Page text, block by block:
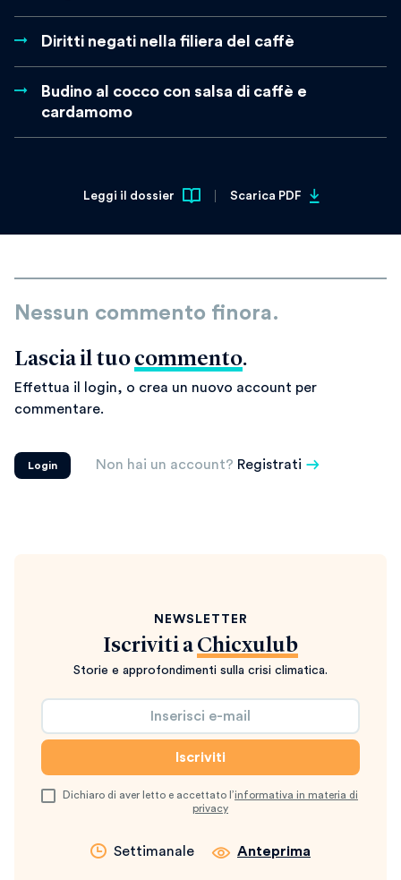
Diritti negati nella filiera del caffè
Budino al cocco con salsa di caffè e
cardamomo
Leggi il dossier Scarica PDF
Nessun commento finora.
Lascia il tuo commento.
Effettua il login, o crea un nuovo account per
commentare.
Login Non hai un account? Registrati
NEWSLETTER
Iscriviti a Chicxulub
Storie e approfondimenti sulla crisi climatica.
Dichiaro di aver letto e accettato l’informativa in materia di
privacy
Settimanale Anteprima